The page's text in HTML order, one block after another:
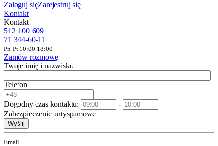
Zaloguj sięZarejestruj się
Kontakt
Kontakt
512-100-609
71 344-60-11
Pn-Pt 10:00-18:00
Zamów rozmowę
Twoje imię i nazwisko
Telefon
Dogodny czas kontaktu:
-
Zabezpieczenie antyspamowe
Wyślij
Email